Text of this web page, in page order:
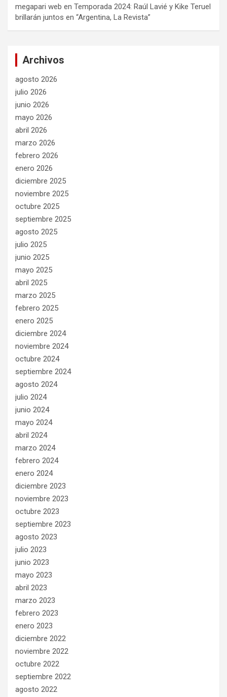
megapari web en Temporada 2024: Raúl Lavié y Kike Teruel
brillarán juntos en “Argentina, La Revista”
Archivos
agosto 2026
julio 2026
junio 2026
mayo 2026
abril 2026
marzo 2026
febrero 2026
enero 2026
diciembre 2025
noviembre 2025
octubre 2025
septiembre 2025
agosto 2025
julio 2025
junio 2025
mayo 2025
abril 2025
marzo 2025
febrero 2025
enero 2025
diciembre 2024
noviembre 2024
octubre 2024
septiembre 2024
agosto 2024
julio 2024
junio 2024
mayo 2024
abril 2024
marzo 2024
febrero 2024
enero 2024
diciembre 2023
noviembre 2023
octubre 2023
septiembre 2023
agosto 2023
julio 2023
junio 2023
mayo 2023
abril 2023
marzo 2023
febrero 2023
enero 2023
diciembre 2022
noviembre 2022
octubre 2022
septiembre 2022
agosto 2022